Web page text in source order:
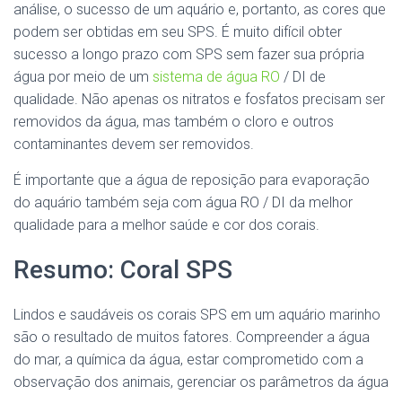
análise, o sucesso de um aquário e, portanto, as cores que
podem ser obtidas em seu SPS. É muito difícil obter
sucesso a longo prazo com SPS sem fazer sua própria
água por meio de um sistema de água RO / DI de
qualidade. Não apenas os nitratos e fosfatos precisam ser
removidos da água, mas também o cloro e outros
contaminantes devem ser removidos.
É importante que a água de reposição para evaporação
do aquário também seja com água RO / DI da melhor
qualidade para a melhor saúde e cor dos corais.
Resumo: Coral SPS
Lindos e saudáveis os corais SPS em um aquário marinho
são o resultado de muitos fatores. Compreender a água
do mar, a química da água, estar comprometido com a
observação dos animais, gerenciar os parâmetros da água